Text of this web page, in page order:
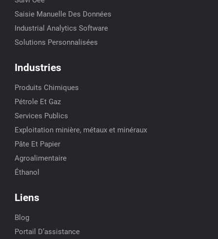
Saisie Manuelle Des Données
Industrial Analytics Software
Solutions Personnalisées
Industries
Produits Chimiques
Pétrole Et Gaz
Services Publics
Exploitation minière, métaux et minéraux
Pâte Et Papier
Agroalimentaire
Éthanol
Liens
Blog
Portail D’assistance